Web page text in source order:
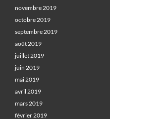
novembre 2019
octobre 2019
septembre 2019
août 2019
juillet 2019
juin 2019
mai 2019
avril 2019
mars 2019
février 2019